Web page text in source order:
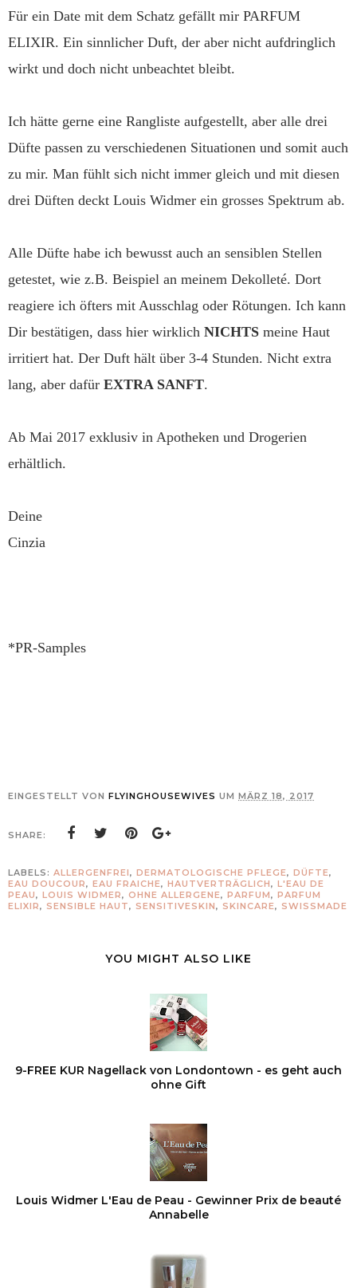
Für ein Date mit dem Schatz gefällt mir PARFUM
ELIXIR. Ein sinnlicher Duft, der aber nicht aufdringlich
wirkt und doch nicht unbeachtet bleibt.
Ich hätte gerne eine Rangliste aufgestellt, aber alle drei
Düfte passen zu verschiedenen Situationen und somit auch
zu mir. Man fühlt sich nicht immer gleich und mit diesen
drei Düften deckt Louis Widmer ein grosses Spektrum ab.
Alle Düfte habe ich bewusst auch an sensiblen Stellen
getestet, wie z.B. Beispiel an meinem Dekolleté. Dort
reagiere ich öfters mit Ausschlag oder Rötungen. Ich kann
Dir bestätigen, dass hier wirklich NICHTS meine Haut
irritiert hat. Der Duft hält über 3-4 Stunden. Nicht extra
lang, aber dafür EXTRA SANFT.
Ab Mai 2017 exklusiv in Apotheken und Drogerien
erhältlich.
Deine
Cinzia
*PR-Samples
EINGESTELLT VON FLYINGHOUSEWIVES UM MÄRZ 18, 2017
SHARE:
LABELS: ALLERGENFREI, DERMATOLOGISCHE PFLEGE, DÜFTE,
EAU DOUCOUR, EAU FRAICHE, HAUTVERTRÄGLICH, L'EAU DE
PEAU, LOUIS WIDMER, OHNE ALLERGENE, PARFUM, PARFUM
ELIXIR, SENSIBLE HAUT, SENSITIVESKIN, SKINCARE, SWISSMADE
YOU MIGHT ALSO LIKE
9-FREE KUR Nagellack von Londontown - es geht auch
ohne Gift
Louis Widmer L'Eau de Peau - Gewinner Prix de beauté
Annabelle